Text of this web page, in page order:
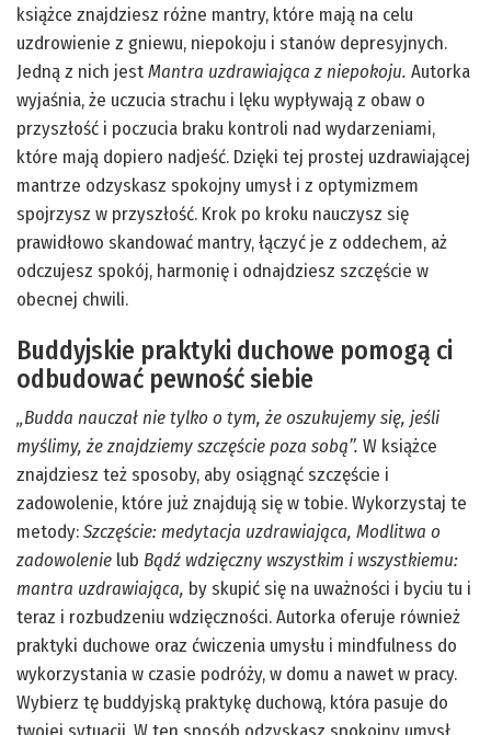
książce znajdziesz różne mantry, które mają na celu
uzdrowienie z gniewu, niepokoju i stanów depresyjnych.
Jedną z nich jestMantra uzdrawiająca z niepokoju. Autorka
wyjaśnia, że uczucia strachu i lęku wypływają z obaw o
przyszłość i poczucia braku kontroli nad wydarzeniami,
które mają dopiero nadjeść. Dzięki tej prostej uzdrawiającej
mantrze odzyskasz spokojny umysł i z optymizmem
spojrzysz w przyszłość. Krok po kroku nauczysz się
prawidłowo skandować mantry, łączyć je z oddechem, aż
odczujesz spokój, harmonię i odnajdziesz szczęście w
obecnej chwili.
Buddyjskie praktyki duchowe pomogą ci
odbudować pewność siebie
„Budda nauczał nie tylko o tym, że oszukujemy się, jeśli
myślimy, że znajdziemy szczęście poza sobą”. W książce
znajdziesz też sposoby, aby osiągnąć szczęście i
zadowolenie, które już znajdują się w tobie. Wykorzystaj te
metody:Szczęście: medytacja uzdrawiająca, Modlitwa o
zadowolenie lub Bądź wdzięczny wszystkim i wszystkiemu:
mantra uzdrawiająca, by skupić się na uważności i byciu tu i
teraz i rozbudzeniu wdzięczności. Autorka oferuje również
praktyki duchowe oraz ćwiczenia umysłu i mindfulness do
wykorzystania w czasie podróży, w domu a nawet w pracy.
Wybierz tę buddyjską praktykę duchową, która pasuje do